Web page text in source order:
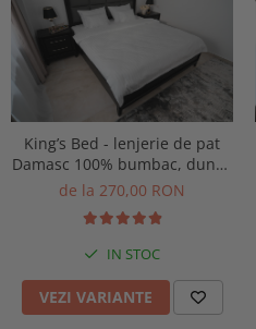
King’s Bed - lenjerie de pat
Damasc 100% bumbac, dungă
de 1 cm personalizabila pe
de la 270,00 RON
IN STOC
VEZI VARIANTE